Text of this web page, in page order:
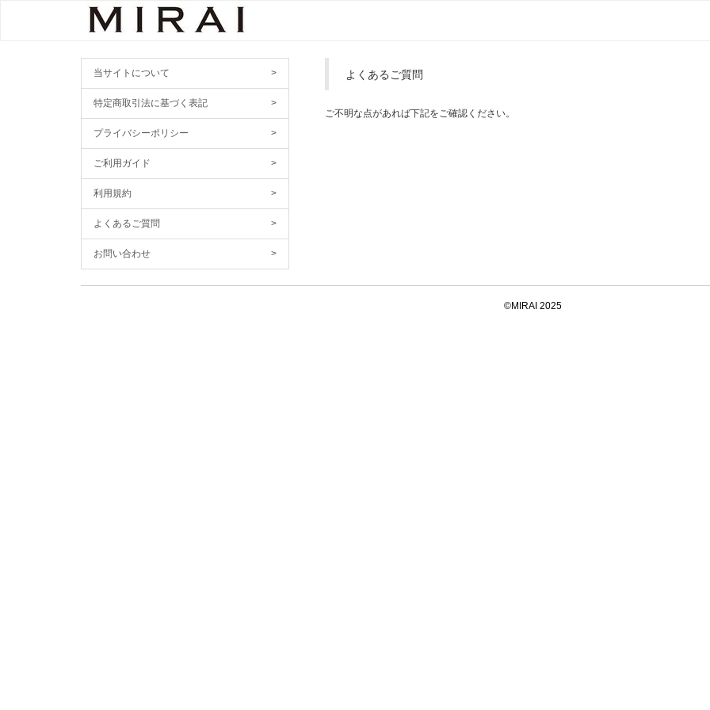
当サイトについて >
特定商取引法に基づく表記 >
プライバシーポリシー >
ご利用ガイド >
利用規約 >
よくあるご質問 >
お問い合わせ >
よくあるご質問
ご不明な点があれば下記をご確認ください。
©MIRAI 2025